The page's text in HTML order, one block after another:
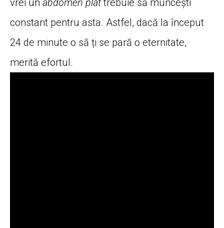
vrei un abdomen plattrebuie să muncești
constant pentru asta. Astfel, dacă la început
24 de minute o să ți se pară o eternitate,
merită efortul.